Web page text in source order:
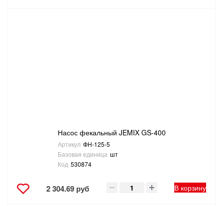
Насос фекальный JEMIX GS-400
Артикул ФН-125-5
Базовая единица шт
Код 530874
2 304.69 руб В корзину